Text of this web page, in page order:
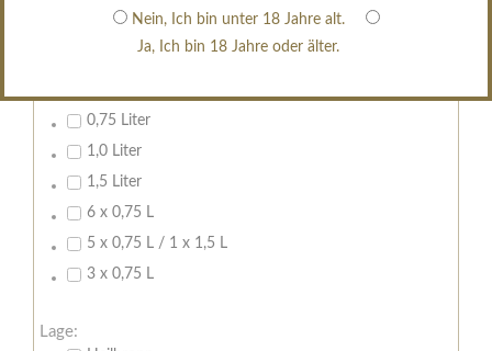
Nein, Ich bin unter 18 Jahre alt.
Ja, Ich bin 18 Jahre oder älter.
erfrischend, nicht zu süß
0,75 Liter
1,0 Liter
1,5 Liter
6 x 0,75 L
5 x 0,75 L / 1 x 1,5 L
3 x 0,75 L
Lage: